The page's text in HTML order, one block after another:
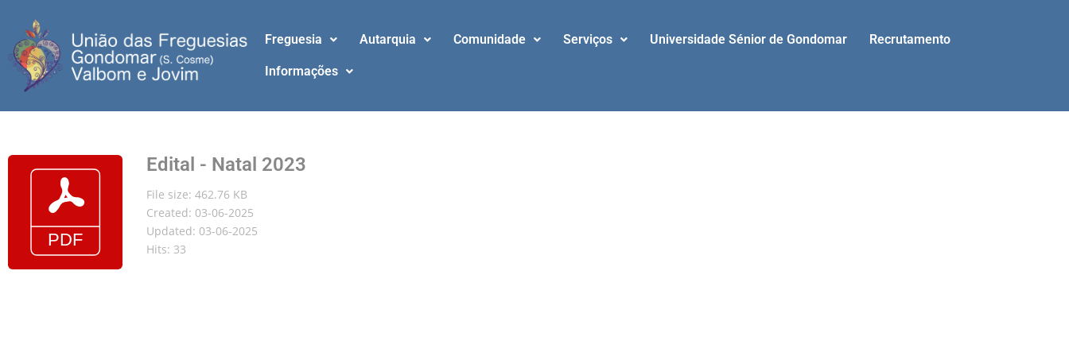
Freguesia Autarquia Comunidade Serviços Universidade Sénior de Gondomar Recrutamento
Informações
Edital - Natal 2023
File size: 462.76 KB
Created: 03-06-2025
Updated: 03-06-2025
Hits: 33